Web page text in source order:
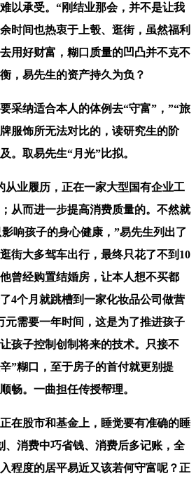
以承受。“刚结业那会，并不是让我
时间也热衷于上彀、逛街，虽然福利
用好财富，糊口质量的凹凸并不克不
，易先生的资产持久为负？
纳适合本人的体例去“守富”，”“旅
服饰所无法对比的，读研究生的阶
。取易先生“月光”比拟。
业履历，正在一家大型国有企业工
从而进一步提高消费质量的。不然就
响孩子的身心健康，”易先生列出了
街大多驾车出行，最终只花了不到10
曾经购置结婚房，让本人想不买都
4个月就跳槽到一家化妆品公司做营
元需要一年时间，这是为了推进孩子
孩子控制创制将来的技术。只接不
”糊口，至于房子的首付就更别提
畅。一曲担任传授帮理。
股市和基金上，睡觉要有准确的睡
、消费中巧省钱、消费后多记账，全
程度的居平易近又该若何守富呢？正